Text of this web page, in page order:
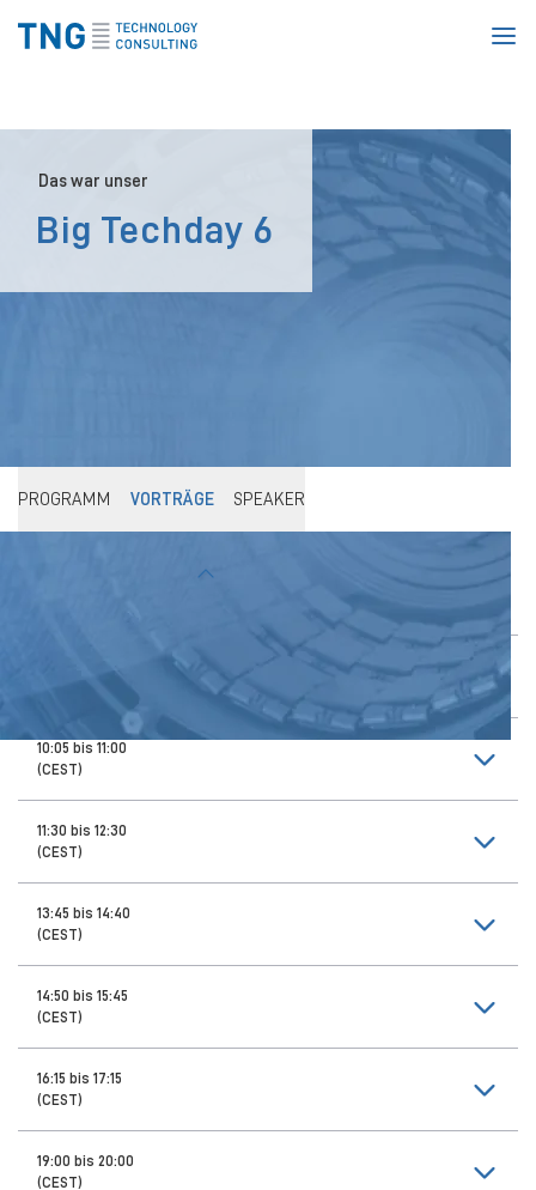
Das war unser
Big Techday 6
PROGRAMM VORTRÄGE SPEAKER
10:05 bis 11:00
(CEST)
11:30 bis 12:30
(CEST)
13:45 bis 14:40
(CEST)
14:50 bis 15:45
(CEST)
16:15 bis 17:15
(CEST)
19:00 bis 20:00
(CEST)